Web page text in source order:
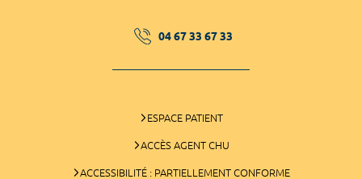
04 67 33 67 33
ESPACE PATIENT
ACCÈS AGENT CHU
ACCESSIBILITÉ : PARTIELLEMENT CONFORME